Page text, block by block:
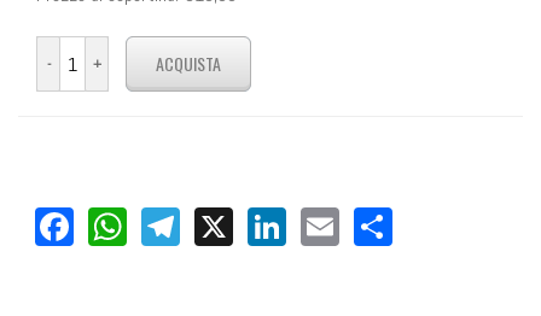
Facebook
WhatsApp
Telegram
X LinkedIn
Email